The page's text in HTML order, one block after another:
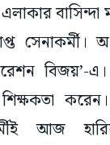
বাসিন্দা
সেনাকর্মী।
শিক্ষকতা
আজ